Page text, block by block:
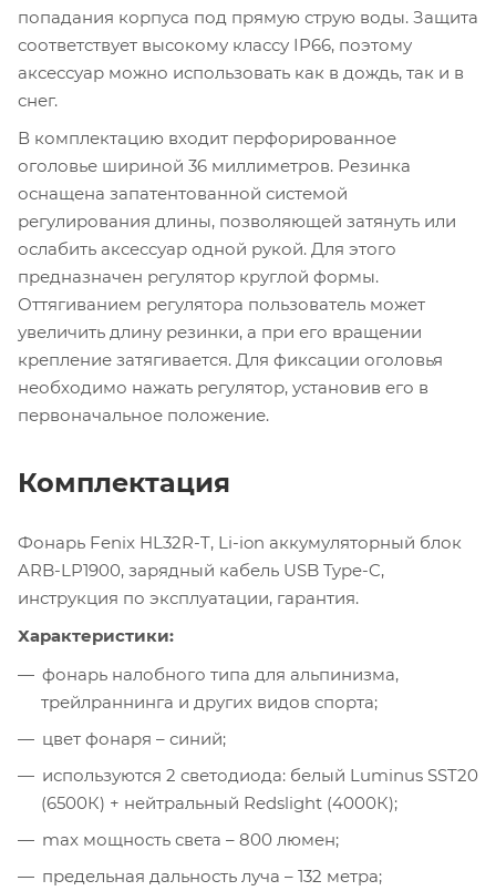
попадания корпуса под прямую струю воды. Защита
соответствует высокому классу IP66, поэтому
аксессуар можно использовать как в дождь, так и в
снег.
В комплектацию входит перфорированное
оголовье шириной 36 миллиметров. Резинка
оснащена запатентованной системой
регулирования длины, позволяющей затянуть или
ослабить аксессуар одной рукой. Для этого
предназначен регулятор круглой формы.
Оттягиванием регулятора пользователь может
увеличить длину резинки, а при его вращении
крепление затягивается. Для фиксации оголовья
необходимо нажать регулятор, установив его в
первоначальное положение.
Комплектация
Фонарь Fenix HL32R-T, Li-ion аккумуляторный блок
ARB-LP1900, зарядный кабель USB Type-C,
инструкция по эксплуатации, гарантия.
Характеристики:
фонарь налобного типа для альпинизма,
трейлраннинга и других видов спорта;
цвет фонаря – синий;
используются 2 светодиода: белый Luminus SST20
(6500К) + нейтральный Redslight (4000К);
max мощность света – 800 люмен;
предельная дальность луча – 132 метра;